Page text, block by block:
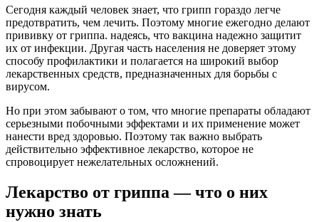
Сегодня каждый человек знает, что грипп гораздо легче
предотвратить, чем лечить. Поэтому многие ежегодно делают
прививку от гриппа. надеясь, что вакцина надежно защитит
их от инфекции. Другая часть населения не доверяет этому
способу профилактики и полагается на широкий выбор
лекарственных средств, предназначенных для борьбы с
вирусом.
Но при этом забывают о том, что многие препараты обладают
серьезными побочными эффектами и их применение может
нанести вред здоровью. Поэтому так важно выбрать
действительно эффективное лекарство, которое не
спровоцирует нежелательных осложнений.
Лекарство от гриппа — что о них
нужно знать